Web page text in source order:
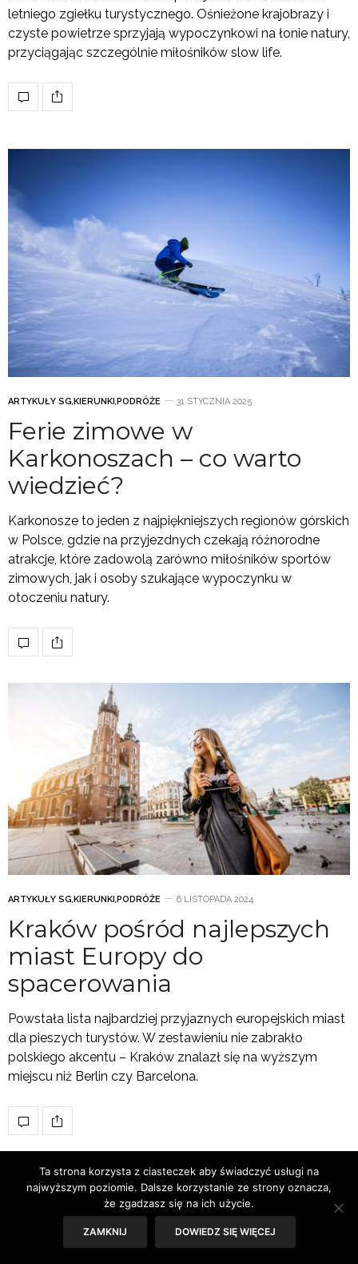
letniego zgiełku turystycznego. Ośnieżone krajobrazy i
czyste powietrze sprzyjają wypoczynkowi na łonie natury,
przyciągając szczególnie miłośników slow life.
ARTYKUŁY SG,KIERUNKI ,PODRÓŻE 31 STYCZNIA 2025
Ferie zimowe w
Karkonoszach – co warto
wiedzieć?
Karkonosze to jeden z najpiękniejszych regionów górskich
w Polsce, gdzie na przyjezdnych czekają różnorodne
atrakcje, które zadowolą zarówno miłośników sportów
zimowych, jak i osoby szukające wypoczynku w
otoczeniu natury.
ARTYKUŁY SG,KIERUNKI ,PODRÓŻE 6 LISTOPADA 2024
Kraków pośród najlepszych
miast Europy do
spacerowania
Powstała lista najbardziej przyjaznych europejskich miast
dla pieszych turystów. W zestawieniu nie zabrakło
polskiego akcentu – Kraków znalazł się na wyższym
miejscu niż Berlin czy Barcelona.
Ta strona korzysta z ciasteczek aby świadczyć usługi na
najwyższym poziomie. Dalsze korzystanie ze strony oznacza,
że zgadzasz się na ich użycie.
ZAMKNIJ DOWIEDZ SIĘ WIĘCEJ